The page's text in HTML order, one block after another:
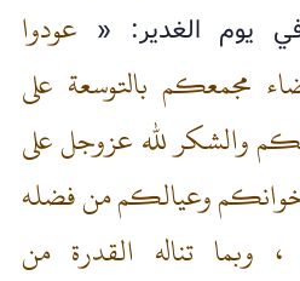
يوم الغدير: « عودوا
مجمعكم بالتوسعة على
والشكر لله عزوجل على
وعيالكم من فضله
تناله القدرة من